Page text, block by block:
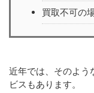
買取不可の
近年では、そのよう
ビスもあります。